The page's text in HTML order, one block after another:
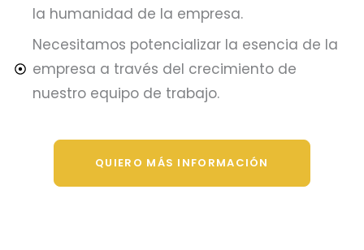
la humanidad de la empresa.
Necesitamos potencializar la esencia de la
empresa a través del crecimiento de
nuestro equipo de trabajo.
QUIERO MÁS INFORMACIÓN